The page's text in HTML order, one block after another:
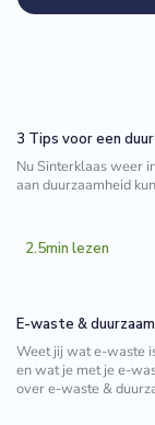
3 Tips voor een
Nu Sinterklaas weer
aan duurzaamheid
2.5min lezen
E-waste &
Weet jij wat e-waste
en wat je met je e-
over e-waste &